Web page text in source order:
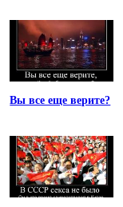
Вы все еще верите?